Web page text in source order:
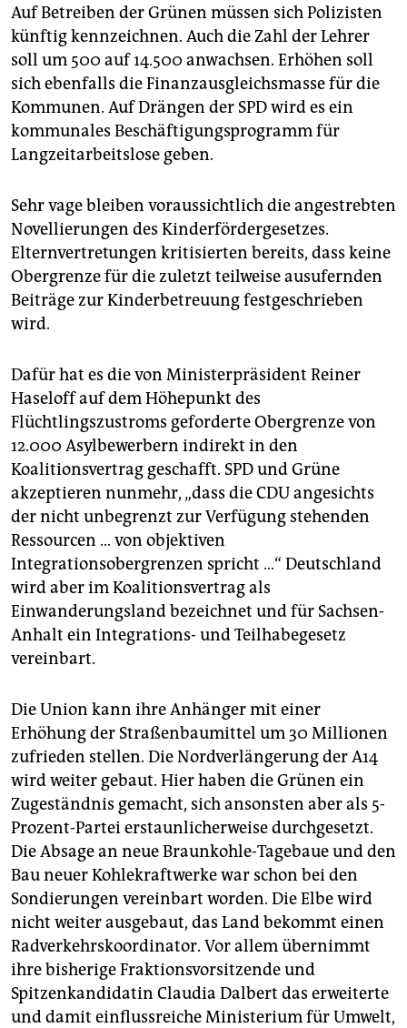
Auf Betreiben der Grünen müssen sich Polizisten
künftig kennzeichnen. Auch die Zahl der Lehrer
soll um 500 auf 14.500 anwachsen. Erhöhen soll
sich ebenfalls die Finanzausgleichsmasse für die
Kommunen. Auf Drängen der SPD wird es ein
kommunales Beschäftigungsprogramm für
Langzeitarbeitslose geben.
Sehr vage bleiben voraussichtlich die angestrebten
Novellierungen des Kinderfördergesetzes.
Elternvertretungen kritisierten bereits, dass keine
Obergrenze für die zuletzt teilweise ausufernden
Beiträge zur Kinderbetreuung festgeschrieben
wird.
Dafür hat es die von Ministerpräsident Reiner
Haseloff auf dem Höhepunkt des
Flüchtlingszustroms geforderte Obergrenze von
12.000 Asylbewerbern indirekt in den
Koalitionsvertrag geschafft. SPD und Grüne
akzeptieren nunmehr, „dass die CDU angesichts
der nicht unbegrenzt zur Verfügung stehenden
Ressourcen … von objektiven
Integrationsobergrenzen spricht …“ Deutschland
wird aber im Koalitionsvertrag als
Einwanderungsland bezeichnet und für Sachsen-
Anhalt ein Integrations- und Teilhabegesetz
vereinbart.
Die Union kann ihre Anhänger mit einer
Erhöhung der Straßenbaumittel um 30 Millionen
zufrieden stellen. Die Nordverlängerung der A14
wird weiter gebaut. Hier haben die Grünen ein
Zugeständnis gemacht, sich ansonsten aber als 5-
Prozent-Partei erstaunlicherweise durchgesetzt.
Die Absage an neue Braunkohle-Tagebaue und den
Bau neuer Kohlekraftwerke war schon bei den
Sondierungen vereinbart worden. Die Elbe wird
nicht weiter ausgebaut, das Land bekommt einen
Radverkehrskoordinator. Vor allem übernimmt
ihre bisherige Fraktionsvorsitzende und
Spitzenkandidatin Claudia Dalbert das erweiterte
und damit einflussreiche Ministerium für Umwelt,